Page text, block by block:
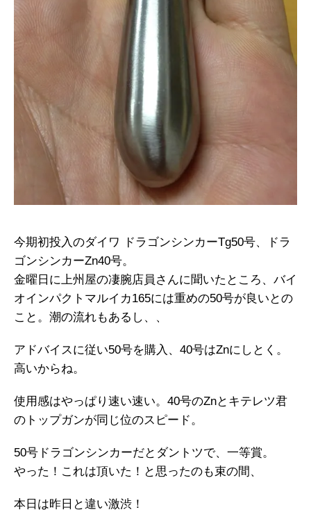
今期初投入のダイワ ドラゴンシンカーTg50号、ドラ
ゴンシンカーZn40号。
金曜日に上州屋の凄腕店員さんに聞いたところ、バイ
オインパクトマルイカ165には重めの50号が良いとの
こと。潮の流れもあるし、、
アドバイスに従い50号を購入、40号はZnにしとく。
高いからね。
使用感はやっぱり速い速い。40号のZnとキテレツ君
のトップガンが同じ位のスピード。
50号ドラゴンシンカーだとダントツで、一等賞。
やった！これは頂いた！と思ったのも束の間、
本日は昨日と違い激渋！